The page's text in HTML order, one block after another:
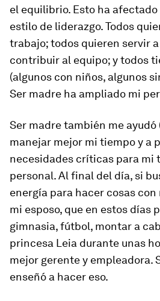
el equilibrio. Esto ha
estilo de liderazgo. Todos
trabajo; todos quieren servir
contribuir al equipo; y todos
(algunos con niños, algunos
Ser madre ha ampliado mi
Ser madre también me ayudó
manejar mejor mi tiempo y a
necesidades críticas para mi
personal. Al final del día, si
energía para hacer cosas con
mi esposo, que en estos días
gimnasia, fútbol, montar a
princesa Leia durante unas
mejor gerente y empleadora.
enseñó a hacer eso.